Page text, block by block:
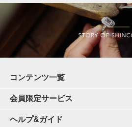
コンテンツ一覧
会員限定サービス
ヘルプ&ガイド